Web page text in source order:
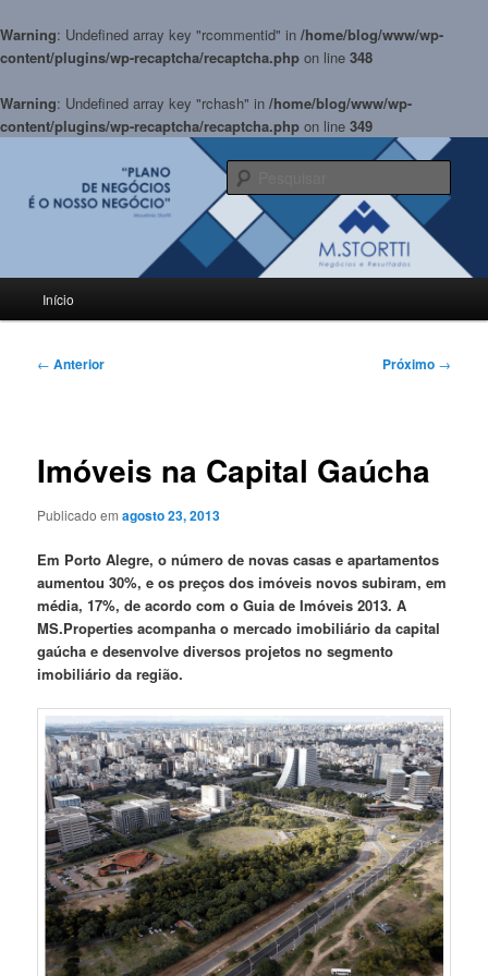
Warning: Undefined array key "rcommentid" in /home/blog/www/wp-
content/plugins/wp-recaptcha/recaptcha.php on line 348
Warning: Undefined array key "rchash" in /home/blog/www/wp-
content/plugins/wp-recaptcha/recaptcha.php on line 349
BLOG M.Stortti
principal
Início
Navegação
← Anterior Próximo →
Imóveis na Capital Gaúcha
Publicado emagosto 23, 2013
Em Porto Alegre, o número de novas casas e apartamentos
aumentou 30%, e os preços dos imóveis novos subiram, em
média, 17%, de acordo com o Guia de Imóveis 2013. A
MS.Properties acompanha o mercado imobiliário da capital
gaúcha e desenvolve diversos projetos no segmento
imobiliário da região.